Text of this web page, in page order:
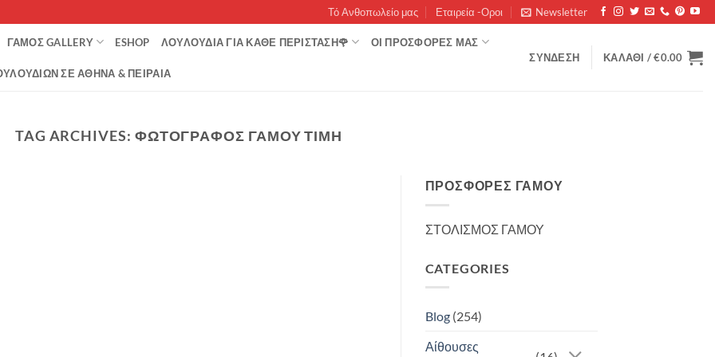
Τό Ανθοπωλείο μας Εταιρεία -Οροι Newsletter
ΓΆΜΟΣ GALLERY ESHOP ΛΟΥΛΟΥΔΙΑ ΓΙΑ ΚΑΘΕ ΠΕΡΙΣΤΑΣΗ🌹 ΟΊ ΠΡΟΣΦΟΡΈΣ ΜΑΣ
ΣΕ ΑΘΉΝΑ & ΠΕΙΡΑΙΆ
ΣΎΝΔΕΣΗ ΚΑΛΆΘΙ /€0.00
TAG ARCHIVES: ΦΩΤΟΓΡΑΦΟΣ ΓΑΜΟΥ ΤΙΜΗ
ΠΡΟΣΦΟΡΈΣ ΓΆΜΟΥ
ΣΤΟΛΙΣΜΟΣ ΓΑΜΟΥ
CATEGORIES
Blog(254)
Αίθουσες